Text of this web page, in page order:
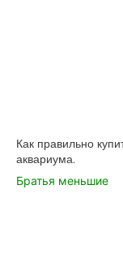
Как правильно
аквариума.
Братья меньшие